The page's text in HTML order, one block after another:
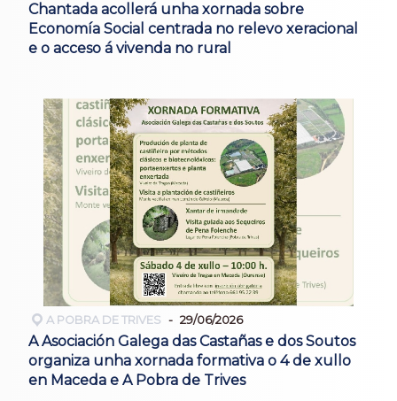
Chantada acollerá unha xornada sobre
Economía Social centrada no relevo xeracional
e o acceso á vivenda no rural
A POBRA DE TRIVES 29/06/2026
A Asociación Galega das Castañas e dos Soutos
organiza unha xornada formativa o 4 de xullo
en Maceda e A Pobra de Trives